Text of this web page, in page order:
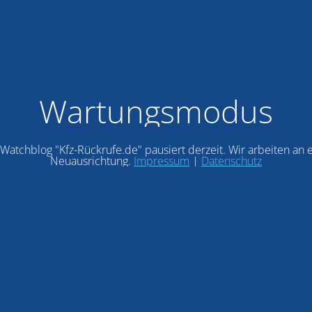
Wartungsmodus
"Kfz-Rückrufe.de" pausiert derzeit. Wir arbeiten an
Neuausrichtung. Impressum | Datenschutz